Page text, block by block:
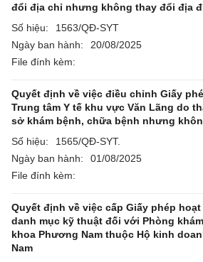
đổi địa chỉ nhưng không thay đổi địa
Số hiệu:
1563/QĐ-SYT
Ngày ban hành:
20/08/2025
File đính kèm:
Quyết định về việc điều chỉnh Giấy
Trung tâm Y tế khu vực Văn Lãng do
sở khám bệnh, chữa bệnh nhưng
Số hiệu:
1565/QĐ-SYT.
Ngày ban hành:
01/08/2025
File đính kèm:
Quyết định về việc cấp Giấy phép
danh mục kỹ thuật đối với Phòng
khoa Phương Nam thuộc Hộ kinh
Nam